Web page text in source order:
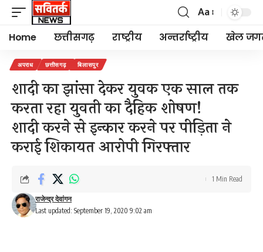
Font
Resizer
Aa
Home छत्तीसगढ़ राष्ट्रीय अन्तर्राष्ट्रीय खेल
अपराध छत्तीसगढ़ बिलासपुर
शादी का झांसा देकर युवक एक साल तक
करता रहा युवती का दैहिक शोषण!
शादी करने से इन्कार करने पर पीड़िता ने
कराई शिकायत आरोपी गिरफ्तार
Last updated: September 19, 2020 9:02 am
राजेन्द्र देवांगन
1 Min Read